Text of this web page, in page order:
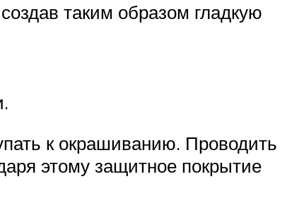
таким образом гладкую
к окрашиванию. Проводить
этому защитное покрытие